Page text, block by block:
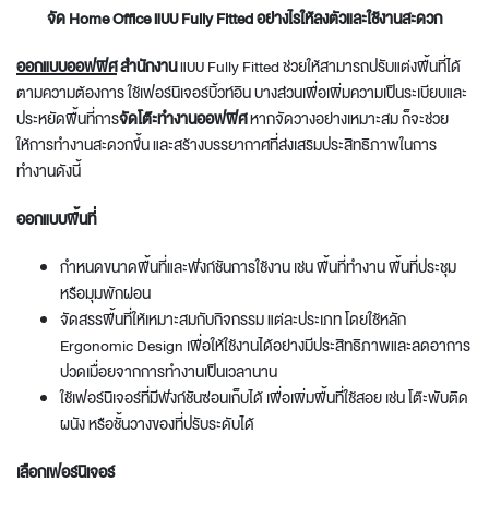
จัด Home Office แบบ Fully Fitted อย่างไรให้ลงตัวและใช้งานสะดวก
ออกแบบออฟฟิศสํานักงานแบบ Fully Fitted ช่วยให้สามารถปรับแต่งพื้นที่ได้
ตามความต้องการ ใช้เฟอร์นิเจอร์บิ้วท์อิน บางส่วนเพื่อเพิ่มความเป็นระเบียบและ
ประหยัดพื้นที่การจัดโต๊ะทํางานออฟฟิศหากจัดวางอย่างเหมาะสม ก็จะช่วย
ให้การทำงานสะดวกขึ้น และสร้างบรรยากาศที่ส่งเสริมประสิทธิภาพในการ
ทำงานดังนี้
ออกแบบพื้นที่
กำหนดขนาดพื้นที่และฟังก์ชันการใช้งาน เช่น พื้นที่ทำงาน พื้นที่ประชุม
หรือมุมพักผ่อน
จัดสรรพื้นที่ให้เหมาะสมกับกิจกรรม แต่ละประเภท โดยใช้หลัก
Ergonomic Design เพื่อให้ใช้งานได้อย่างมีประสิทธิภาพและลดอาการ
ปวดเมื่อยจากการทำงานเป็นเวลานาน
ใช้เฟอร์นิเจอร์ที่มีฟังก์ชันซ่อนเก็บได้ เพื่อเพิ่มพื้นที่ใช้สอย เช่น โต๊ะพับติด
ผนัง หรือชั้นวางของที่ปรับระดับได้
เลือกเฟอร์นิเจอร์